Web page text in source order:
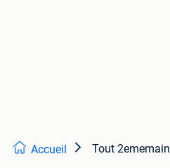
Accueil Tout 2ememain